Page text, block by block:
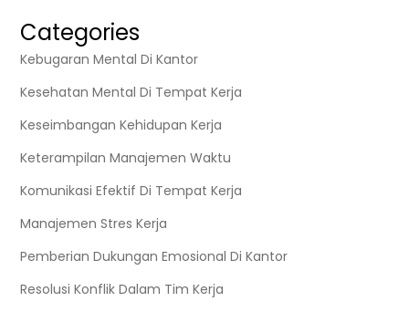
Categories
Kebugaran Mental Di Kantor
Kesehatan Mental Di Tempat Kerja
Keseimbangan Kehidupan Kerja
Keterampilan Manajemen Waktu
Komunikasi Efektif Di Tempat Kerja
Manajemen Stres Kerja
Pemberian Dukungan Emosional Di Kantor
Resolusi Konflik Dalam Tim Kerja